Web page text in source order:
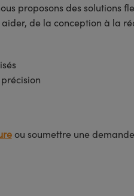
proposons des solutions
de la conception à la
ou soumettre une demande